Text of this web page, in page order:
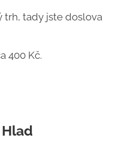
trh, tady jste doslova
400 Kč.